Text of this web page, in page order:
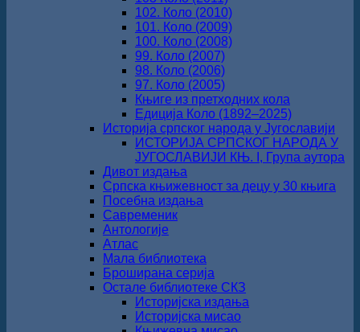
102. Коло (2010)
101. Коло (2009)
100. Коло (2008)
99. Коло (2007)
98. Коло (2006)
97. Коло (2005)
Књиге из претходних кола
Едиција Коло (1892‒2025)
Историја српског народа у Југославији
ИСТОРИЈА СРПСКОГ НАРОДА У
ЈУГОСЛАВИЈИ КЊ. I, Група аутора
Дивот издања
Српска књижевност за децу у 30 књига
Посебна издања
Савременик
Антологије
Атлас
Мала библиотека
Броширана серија
Остале библиотеке СКЗ
Историјска издања
Историјска мисао